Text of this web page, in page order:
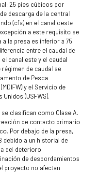
25 pies cúbicos por
descarga de la central
(cfs) en el canal oeste
a este requisito se
la presa es inferior a 75
entre el caudal de
canal este y el caudal
de caudal se
de Pesca
y el Servicio de
(USFWS).
clasifican como Clase A.
de contacto primario
Por debajo de la presa,
debido a un historial de
del deterioro
de desbordamientos
proyecto no afectan